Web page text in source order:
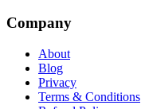
Company
About
Blog
Privacy
Terms & Conditions